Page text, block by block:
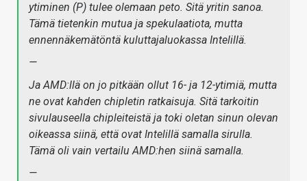
ytiminen (P) tulee olemaan peto. Sitä yritin sanoa.
Tämä tietenkin mutua ja spekulaatiota, mutta
ennennäkemätöntä kuluttajaluokassa Intelillä.
—
Ja AMD:llä on jo pitkään ollut 16- ja 12-ytimiä, mutta
ne ovat kahden chipletin ratkaisuja. Sitä tarkoitin
sivulauseella chipleiteistä ja toki oletan sinun olevan
oikeassa siinä, että ovat Intelillä samalla sirulla.
Tämä oli vain vertailu AMD:hen siinä samalla.
—